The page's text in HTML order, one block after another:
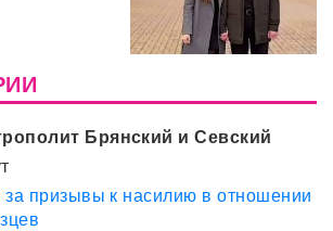
Брянский и Севский
за призывы к насилию в отношении